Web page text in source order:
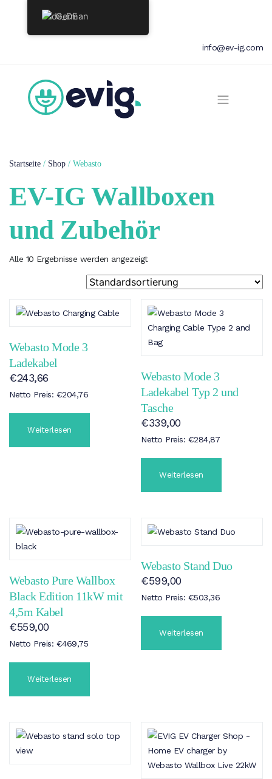
info@ev-ig.com
Startseite / Shop / Webasto
EV-IG Wallboxen
und Zubehör
Alle 10 Ergebnisse werden angezeigt
Webasto Mode 3
Ladekabel
€243,66
Netto Preis: €204,76
Weiterlesen
Webasto Mode 3
Ladekabel Typ 2 und
Tasche
€339,00
Netto Preis: €284,87
Weiterlesen
Webasto Pure Wallbox
Black Edition 11kW mit
4,5m Kabel
€559,00
Netto Preis: €469,75
Weiterlesen
Webasto Stand Duo
€599,00
Netto Preis: €503,36
Weiterlesen
German